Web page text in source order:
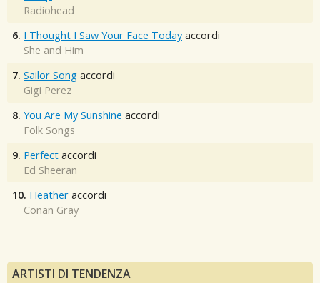
Radiohead
6. I Thought I Saw Your Face Today accordi
She and Him
7. Sailor Song accordi
Gigi Perez
8. You Are My Sunshine accordi
Folk Songs
9. Perfect accordi
Ed Sheeran
10. Heather accordi
Conan Gray
ARTISTI DI TENDENZA